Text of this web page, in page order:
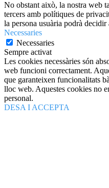
No obstant això, la nostra web
tercers amb polítiques de
la persona usuària podrà decidir
Necessaries
Necessaries
Sempre activat
Les cookies necessàries són
web funcioni correctament.
que garanteixen funcionalitats
lloc web. Aquestes cookies no
personal.
DESA I ACCEPTA